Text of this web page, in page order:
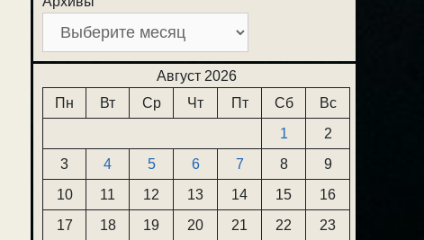
Август 2026
Пн
Вт Ср Чт Пт Сб
Вс
1
2
3
4 5 6 7 8
9
10
11 12 13 14 15
16
17
18 19 20 21 22
23